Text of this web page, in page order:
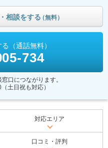
相談をする（無料）
（通話無料）
734
口につながります。
土日祝も対応）
対応エリア
口コミ・評判